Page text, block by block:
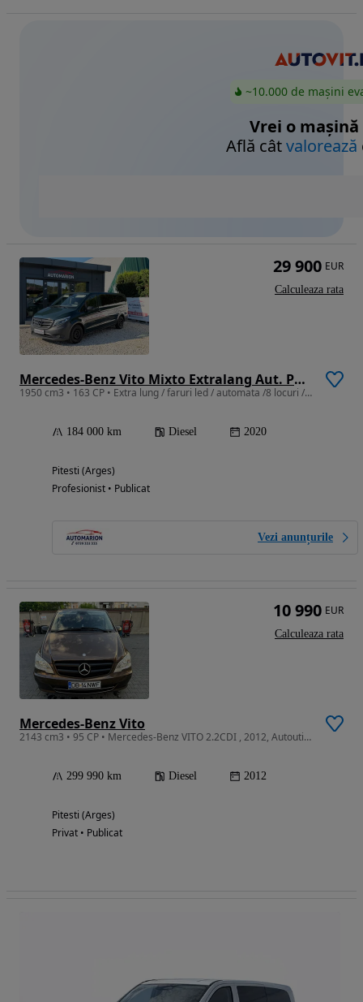
~10.000 de mașini
Vrei o mașină
Află câtvalorează
Mercedes-Benz Vito Mixto Extralang Aut. PRO
1950 cm3 • 163 CP • Extra lung / faruri led / automata /8 locuri / posibilitate leasing
184 000 km Diesel 2020
Pitesti (Arges)
Profesionist • Publicat
Vezi anunțurile
29 900 EUR
Calculeaza rata
Mercedes-Benz Vito
2143 cm3 • 95 CP • Mercedes-Benz VITO 2.2CDI , 2012, Autoutilitara 5 locuri, Proprietar
299 990 km Diesel 2012
Pitesti (Arges)
Privat • Publicat
10 990 EUR
Calculeaza rata